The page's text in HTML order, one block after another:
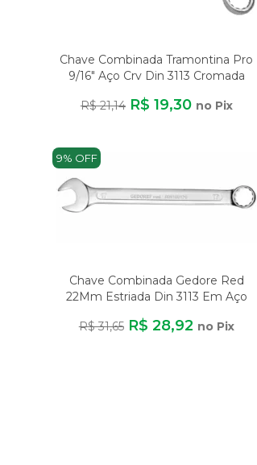
Chave Combinada Tramontina Pro
9/16" Aço Crv Din 3113 Cromada
R$ 21,14 R$ 19,30 no Pix
9% OFF
Chave Combinada Gedore Red
22Mm Estriada Din 3113 Em Aço
R$ 31,65 R$ 28,92 no Pix